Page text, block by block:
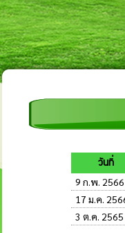
วันที่
9 ก.พ. 2566
17 ม.ค.
3 ต.ค. 2565